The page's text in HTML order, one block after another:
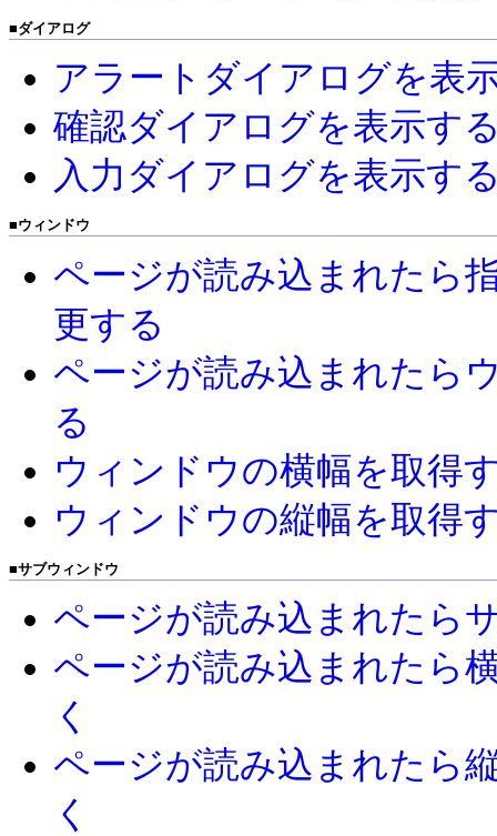
■ダイアログ
アラートダイアログを表
確認ダイアログを表示す
入力ダイアログを表示す
■ウィンドウ
ページが読み込まれたら
更する
ページが読み込まれたら
る
ウィンドウの横幅を取得
ウィンドウの縦幅を取得
■サブウィンドウ
ページが読み込まれたら
ページが読み込まれたら
く
ページが読み込まれたら
く